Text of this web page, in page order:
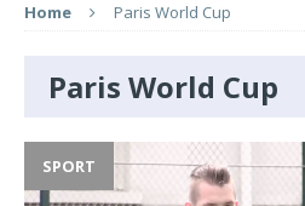
Home Paris World Cup
Paris World Cup
SPORT